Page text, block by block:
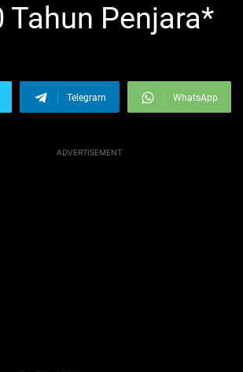
Tahun Penjara*
Telegram WhatsApp
ADVERTISEMENT